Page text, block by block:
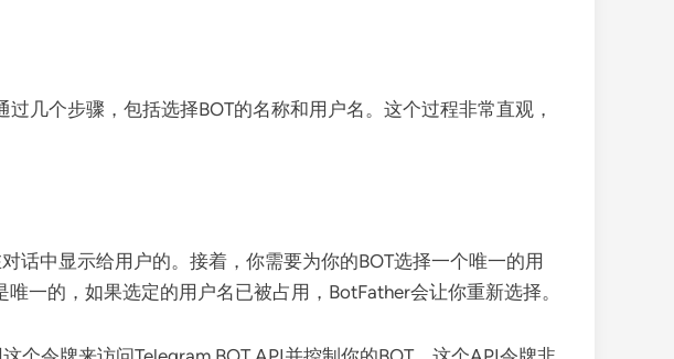
几个步骤，包括选择BOT的名称和用户名。这个过程非常直观，
话中显示给用户的。接着，你需要为你的BOT选择一个唯一的用
一的，如果选定的用户名已被占用，BotFather会让你重新选择。